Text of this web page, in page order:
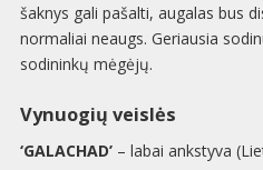
šaknys gali pašalti, augalas bus
normaliai neaugs. Geriausia
sodininkų mėgėjų.
Vynuogių veislės
‘GALACHAD’– labai ankstyva